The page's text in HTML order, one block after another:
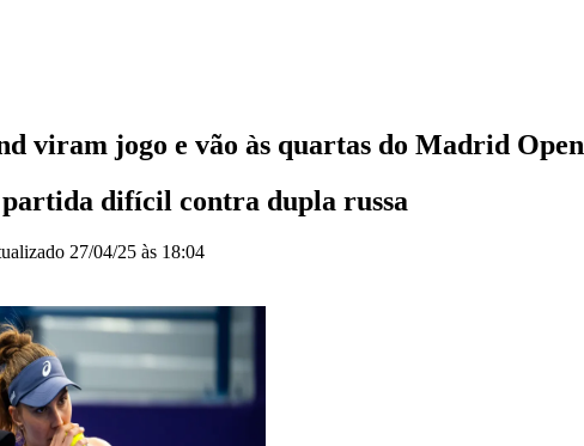
viram jogo e vão às quartas do Madrid Open
difícil contra dupla russa
27/04/25 às 18:04